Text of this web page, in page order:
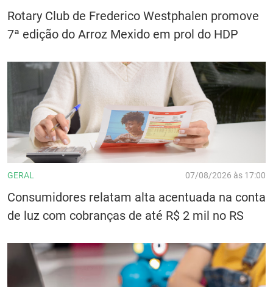
Rotary Club de Frederico Westphalen promove
7ª edição do Arroz Mexido em prol do HDP
GERAL 07/08/2026 às 17:00
Consumidores relatam alta acentuada na conta
de luz com cobranças de até R$ 2 mil no RS